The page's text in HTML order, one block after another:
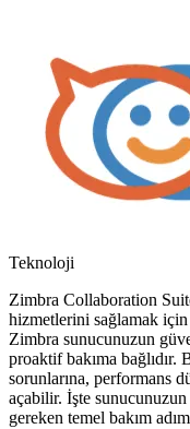
Teknoloji
Zimbra Collaboration
hizmetlerini sağlamak için
Zimbra sunucunuzun
proaktif bakıma bağlıdır.
sorunlarına, performans
açabilir. İşte sunucunuzun
gereken temel bakım